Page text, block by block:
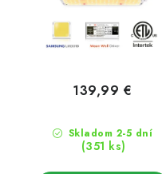
Skladom 2-5 dní
(351 ks)
139,99 €